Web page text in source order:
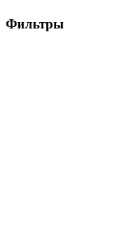
Фильтры